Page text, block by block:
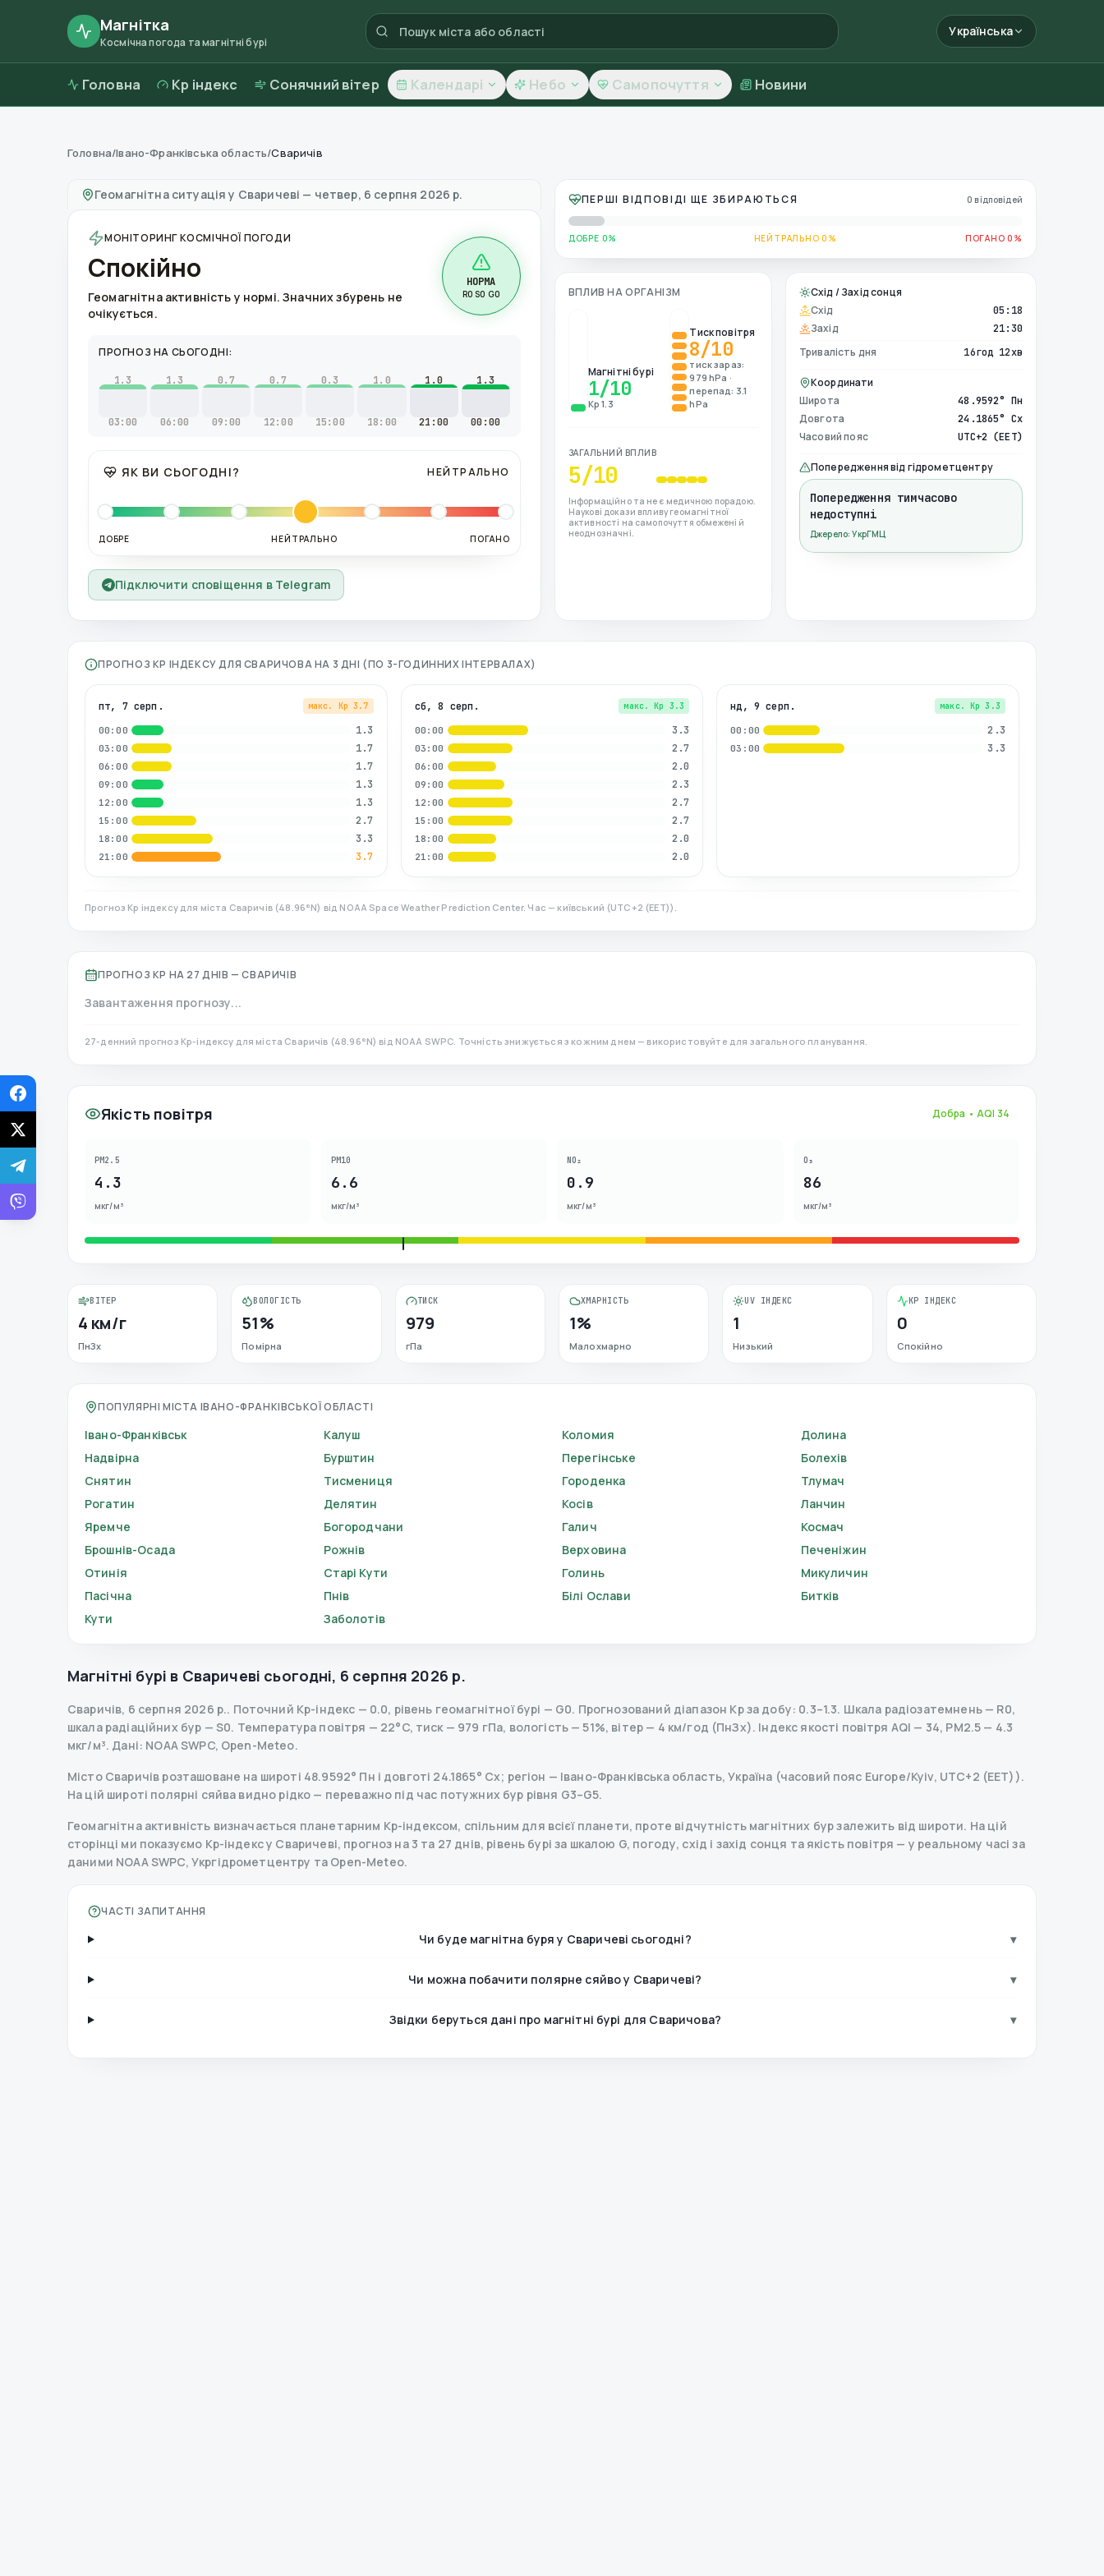
Магнітка
Космічна погода та магнітні бурі
Українська
Головна Kp індекс Сонячний вітер Календарі Небо Самопочуття Новини
Магнітні бурі в Сваричеві—погода та якість повітря
Головна/Івано-Франківська область/Сваричів
Геомагнітна ситуація у Сваричеві — четвер, 6 серпня 2026 р.
МОНІТОРИНГ КОСМІЧНОЇ ПОГОДИ
Спокійно
Геомагнітна активність у нормі. Значних збурень не
очікується.
НОРМА
R0 S0 G0
ПРОГНОЗ НА СЬОГОДНІ:
1.3
03:00
1.3
06:00
0.7
09:00
0.7
12:00
0.3
15:00
1.0
18:00
1.0
21:00
1.3
00:00
ЯК ВИ СЬОГОДНІ? НЕЙТРАЛЬНО
ДОБРЕ НЕЙТРАЛЬНО ПОГАНО
Підключити сповіщення в Telegram
ПЕРШІ ВІДПОВІДІ ЩЕ ЗБИРАЮТЬСЯ 0 відповідей
ДОБРЕ 0% НЕЙТРАЛЬНО 0% ПОГАНО 0%
ВПЛИВ НА ОРГАНІЗМ
Магнітні бурі
1/10
Kp 1.3
Тиск повітря
8/10
тиск зараз:
979 hPa ·
перепад: 3.1
hPa
ЗАГАЛЬНИЙ ВПЛИВ
5/10
Інформаційно та не є медичною порадою.
Наукові докази впливу геомагнітної
активності на самопочуття обмежені й
неоднозначні.
Схід / Захід сонця
Схід
05:18
Захід 21:30
Тривалість дня 16год 12хв
Координати
Широта
48.9592° Пн
Довгота 24.1865° Сх
Часовий пояс UTC+2 (EET)
Попередження від гідрометцентру
Попередження тимчасово
недоступні
Джерело: УкрГМЦ
ПРОГНОЗ KP ІНДЕКСУ ДЛЯ СВАРИЧОВАНА 3 ДНІ (ПО 3-ГОДИННИХ ІНТЕРВАЛАХ)
пт, 7 серп. макс. Kp 3.7
00:00 1.3
03:00 1.7
06:00 1.7
09:00 1.3
12:00 1.3
15:00 2.7
18:00 3.3
21:00 3.7
сб, 8 серп. макс. Kp 3.3
00:00 3.3
03:00 2.7
06:00 2.0
09:00 2.3
12:00 2.7
15:00 2.7
18:00 2.0
21:00 2.0
нд, 9 серп. макс. Kp 3.3
00:00 2.3
03:00 3.3
Прогноз Kp індексу для міста Сваричів(48.96°N) від NOAA Space Weather Prediction Center. Час — київський (UTC+2 (EET)).
ПРОГНОЗ KP НА 27 ДНІВ — СВАРИЧІВ
Завантаження прогнозу...
27-денний прогноз Kp-індексу для міста Сваричів (48.96°N) від NOAA SWPC. Точність знижується з кожним днем — використовуйте для загального планування.
Якість повітря Добра • AQI 34
PM2.5
4.3
мкг/м³
PM10
6.6
мкг/м³
NO₂
0.9
мкг/м³
O₃
86
мкг/м³
ВІТЕР
4 км/г
ПнЗх
ВОЛОГІСТЬ
51%
Помірна
ТИСК
979
гПа
ХМАРНІСТЬ
1%
Малохмарно
UV ІНДЕКС
1
Низький
KP ІНДЕКС
0
Спокійно
ПОПУЛЯРНІ МІСТА ІВАНО-ФРАНКІВСЬКОЇ ОБЛАСТІ
Івано-Франківськ Калуш Коломия
Долина
Надвірна
Бурштин Перегінське
Болехів
Снятин
Тисмениця Городенка
Тлумач
Рогатин
Делятин Косів
Ланчин
Яремче
Богородчани Галич
Космач
Брошнів-Осада
Рожнів Верховина
Печеніжин
Отинія
Старі Кути Голинь
Микуличин
Пасічна
Пнів Білі Ослави
Битків
Кути
Заболотів
Магнітні бурі в Сваричеві сьогодні, 6 серпня 2026 р.
Сваричів, 6 серпня 2026 р.. Поточний Kp-індекс — 0.0, рівень геомагнітної бурі — G0. Прогнозований діапазон Kp за добу: 0.3–1.3. Шкала радіозатемнень— R0,
шкала радіаційних бур — S0. Температура повітря — 22°C, тиск — 979 гПа, вологість — 51%, вітер — 4 км/год (ПнЗх). Індекс якості повітря AQI — 34, PM2.5 — 4.3
мкг/м³. Дані: NOAA SWPC, Open-Meteo.
Місто Сваричів розташоване на широті 48.9592° Пн і довготі 24.1865° Сх; регіон — Івано-Франківська область, Україна (часовий пояс Europe/Kyiv, UTC+2 (EET)).
На цій широті полярні сяйва видно рідко — переважно під час потужних бур рівня G3–G5.
Геомагнітна активність визначається планетарним Kp-індексом, спільним для всієї планети, проте відчутність магнітних бур залежить від широти. На цій
сторінці ми показуємо Kp-індекс у Сваричеві, прогноз на 3 та 27 днів, рівень бурі за шкалою G, погоду, схід і захід сонця та якість повітря — у реальному часі за
даними NOAA SWPC, Укргідрометцентру та Open-Meteo.
ЧАСТІ ЗАПИТАННЯ
Чи буде магнітна буря у Сваричеві сьогодні? ▾
Чи можна побачити полярне сяйво у Сваричеві? ▾
Звідки беруться дані про магнітні бурі для Сваричова? ▾